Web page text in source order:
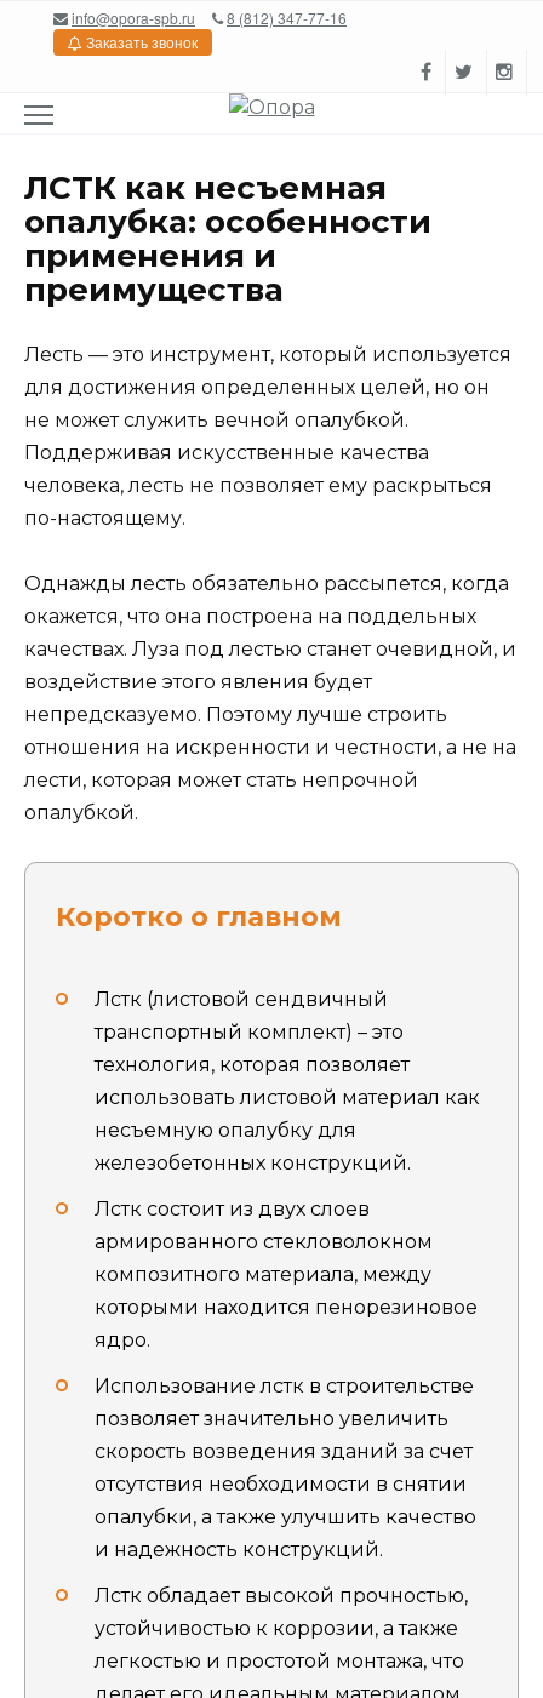
Перейтиinfo@opora-spb.ru
8 (812) 347-77-16
Заказать звонок
ЛСТК как несъемная
опалубка: особенности
применения и
преимущества
Лесть — это инструмент, который используется
для достижения определенных целей, но он
не может служить вечной опалубкой.
Поддерживая искусственные качества
человека, лесть не позволяет ему раскрыться
по-настоящему.
Однажды лесть обязательно рассыпется, когда
окажется, что она построена на поддельных
качествах. Луза под лестью станет очевидной, и
воздействие этого явления будет
непредсказуемо. Поэтому лучше строить
отношения на искренности и честности, а не на
лести, которая может стать непрочной
опалубкой.
Коротко о главном
Лстк (листовой сендвичный
транспортный комплект) – это
технология, которая позволяет
использовать листовой материал как
несъемную опалубку для
железобетонных конструкций.
Лстк состоит из двух слоев
армированного стекловолокном
композитного материала, между
которыми находится пенорезиновое
ядро.
Использование лстк в строительстве
позволяет значительно увеличить
скорость возведения зданий за счет
отсутствия необходимости в снятии
опалубки, а также улучшить качество
и надежность конструкций.
Лстк обладает высокой прочностью,
устойчивостью к коррозии, а также
легкостью и простотой монтажа, что